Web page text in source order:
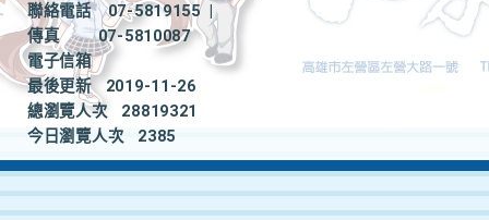
聯絡電話
07-5819155
|
傳真
07-5810087
電子信箱
最後更新
2019-11-26
總瀏覽人次
28819321
今日瀏覽人次
2385